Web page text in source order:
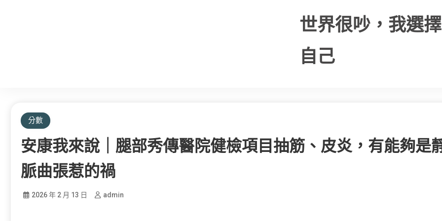
世界很吵，我選
自己
分數
安康我來說｜腿部秀傳醫院健檢項目抽筋、皮炎，有能夠是
脈曲張惹的禍
2026 年 2 月 13 日 admin